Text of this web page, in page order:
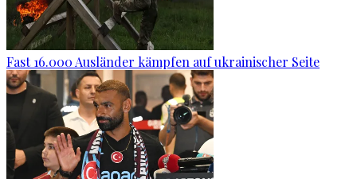
Fast 16.000 Ausländer kämpfen auf ukrainischer Seite